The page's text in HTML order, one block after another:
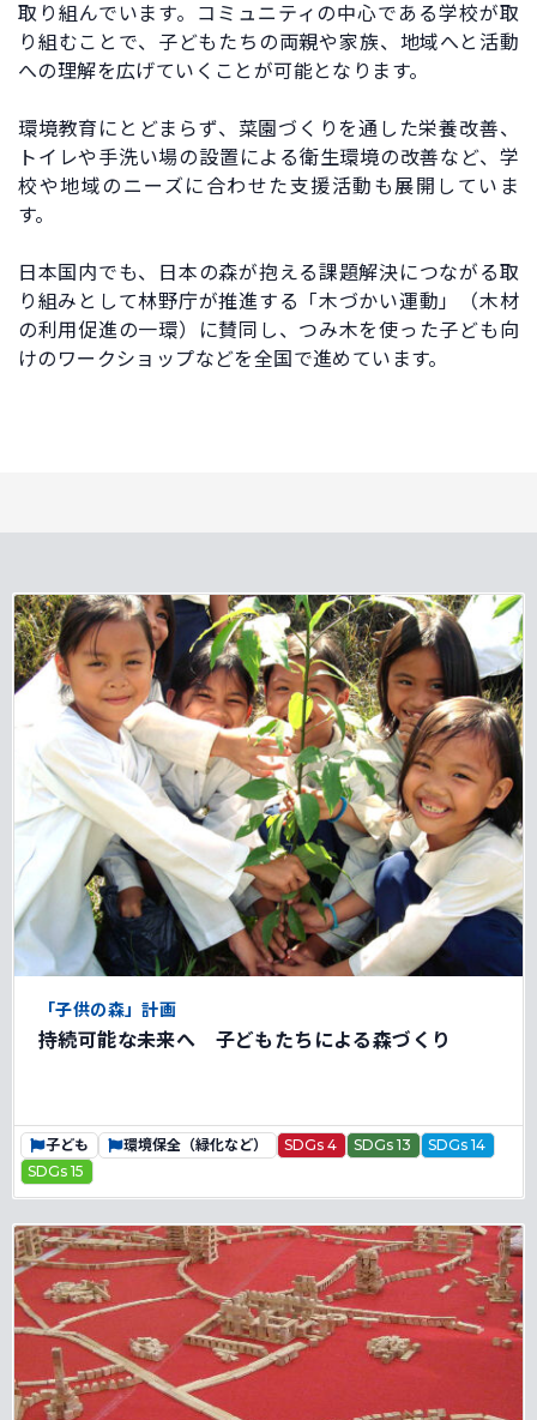
取り組んでいます。コミュニティの中心である学校が取
り組むことで、子どもたちの両親や家族、地域へと活動
への理解を広げていくことが可能となります。
環境教育にとどまらず、菜園づくりを通した栄養改善、
トイレや手洗い場の設置による衛生環境の改善など、学
校や地域のニーズに合わせた支援活動も展開していま
す。
日本国内でも、日本の森が抱える課題解決につながる取
り組みとして林野庁が推進する「木づかい運動」（木材
の利用促進の一環）に賛同し、つみ木を使った子ども向
けのワークショップなどを全国で進めています。
「子供の森」計画
持続可能な未来へ 子どもたちによる森づくり
子ども 環境保全（緑化など） SDGs 4 SDGs 13
SDGs 14
SDGs 15